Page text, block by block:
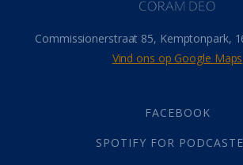
Oordeelsdag(19)
Verheerlikte liggaam
Wederkoms
(27)
Gebed(87)
Die Onse Vader(12)
God(392)
Commissionerstraat 85, Kemptonpark,
Vind ons op Google Maps
FACEBOOK
SPOTIFY FOR